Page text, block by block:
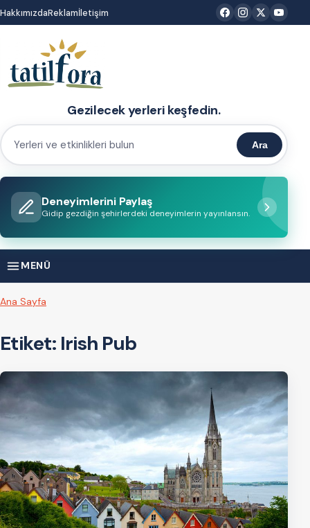
İçeriğe
atla
HakkımızdaReklamİletişim
Gezilecek yerleri keşfedin.
Yerleri
etkinlikleri
bulun
Ara
Deneyimlerini Paylaş
Gidip gezdiğin şehirlerdeki deneyimlerin yayınlansın.
MENÜ
Ana Sayfa
Etiket: Irish Pub